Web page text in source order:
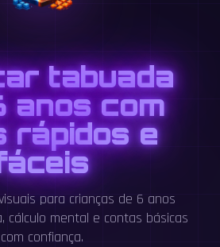
tabuada
anos com
rápidos e
para crianças de 6 anos
cálculo mental e contas básicas
com confiança.